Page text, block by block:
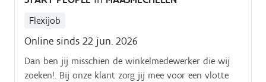
Flexijob
Online sinds 22 jun. 2026
Dan ben jij misschien de winkelmedewerker die wij
zoeken!. Bij onze klant zorg jij mee voor een vlotte